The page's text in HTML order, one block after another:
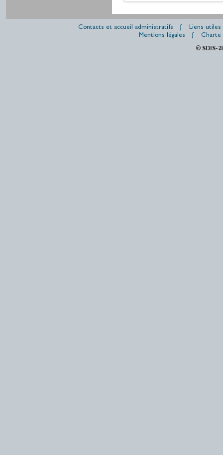
Contacts et accueil administratifs
Liens utiles
Mentions légales
Charte
© SDIS-